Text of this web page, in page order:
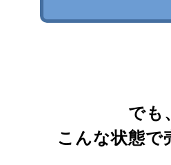
でも、
こんな状態で